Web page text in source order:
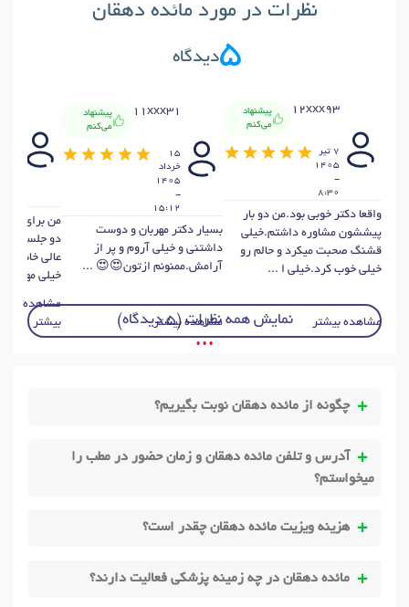
نظرات در مورد مائده دهقان
5دیدگاه
12xxx93
پیشنهاد
می‌کنم
7 تير
1405
-
8:30
واقعا دکتر خوبی بود.من دو بار
پیششون مشاوره داشتم.خیلی
قشنگ صحبت میکرد و حالم رو
خیلی خوب کرد.خیلی ا ...
مشاهده بیشتر
11xxx31
پیشنهاد
می‌کنم
15
خرداد
1405
-
15:12
بسیار دکتر مهربان و دوست
داشتنی و خیلی آروم و پر از
آرامش.ممنونم ازتون😍😍 ...
مشاهده بیشتر
من برای
دو جلسه
عالی خانم
خیلی
مشاهده
بیشتر
نمایش همه نظرات (5 دیدگاه)
• • •
چگونه از مائده دهقان نوبت بگیریم؟
آدرس و تلفن مائده دهقان و زمان حضور در مطب را
میخواستم؟
هزینه ویزیت مائده دهقان چقدر است؟
مائده دهقان در چه زمینه پزشکی فعالیت دارند؟